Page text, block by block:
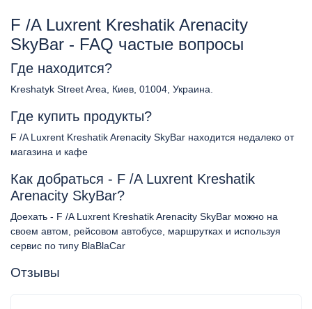
F /A Luxrent Kreshatik Arenacity
SkyBar - FAQ частые вопросы
Где находится?
Kreshatyk Street Area, Киев, 01004, Украина.
Где купить продукты?
F /A Luxrent Kreshatik Arenacity SkyBar находится недалеко от
магазина и кафе
Как добраться - F /A Luxrent Kreshatik
Arenacity SkyBar?
Доехать - F /A Luxrent Kreshatik Arenacity SkyBar можно на
своем автом, рейсовом автобусе, маршрутках и используя
сервис по типу BlaBlaCar
Отзывы